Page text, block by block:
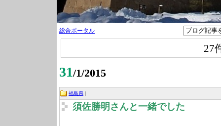
総合ポータル
27
31/1/2015
福島県 |
須佐勝明さんと一緒でした